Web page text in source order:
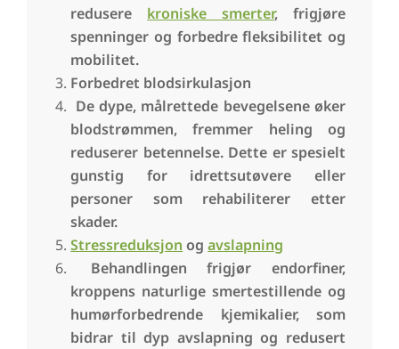
redusere kroniske smerter, frigjøre
spenninger og forbedre fleksibilitet og
mobilitet.
Forbedret blodsirkulasjon
De dype, målrettede bevegelsene øker
blodstrømmen, fremmer heling og
reduserer betennelse. Dette er spesielt
gunstig for idrettsutøvere eller
personer som rehabiliterer etter
skader.
Stressreduksjon ogavslapning
Behandlingen frigjør endorfiner,
kroppens naturlige smertestillende og
humørforbedrende kjemikalier, som
bidrar til dyp avslapning og redusert